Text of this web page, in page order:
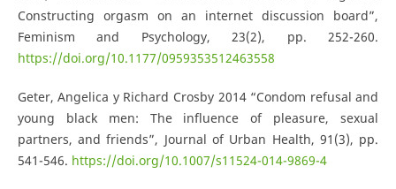
Constructing orgasm on an internet discussion board”,
Feminism and Psychology, 23(2), pp. 252-260.
https://doi.org/10.1177/0959353512463558
Geter, Angelica y Richard Crosby 2014 “Condom refusal and
young black men: The influence of pleasure, sexual
partners, and friends”, Journal of Urban Health, 91(3), pp.
541-546. https://doi.org/10.1007/s11524-014-9869-4